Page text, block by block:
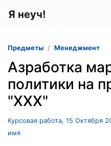
Я неуч!
Предметы Менеджмент
Азработка
политики на
"ХХХ"
Курсовая работа, 15 Октября
имя